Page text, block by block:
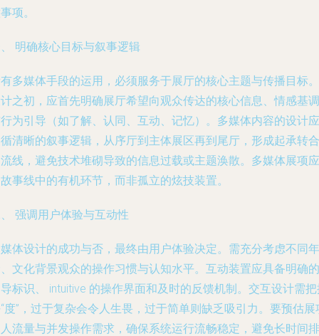
项。
明确核心目标与叙事逻辑
多媒体手段的运用，必须服务于展厅的核心主题与传播目标。
之初，应首先明确展厅希望向观众传达的核心信息、情感基调
为引导（如了解、认同、互动、记忆）。多媒体内容的设计应
清晰的叙事逻辑，从序厅到主体展区再到尾厅，形成起承转合
线，避免技术堆砌导致的信息过载或主题涣散。多媒体展项应
事线中的有机环节，而非孤立的炫技装置。
强调用户体验与互动性
体设计的成功与否，最终由用户体验决定。需充分考虑不同年
文化背景观众的操作习惯与认知水平。互动装置应具备明确的
标识、 intuitive 的操作界面和及时的反馈机制。交互设计需
度”，过于复杂会令人生畏，过于简单则缺乏吸引力。要预估展
流量与并发操作需求，确保系统运行流畅稳定，避免长时间排